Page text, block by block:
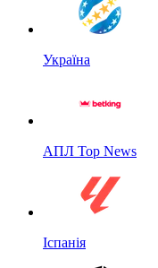
Україна
АПЛ Top News
Іспанія